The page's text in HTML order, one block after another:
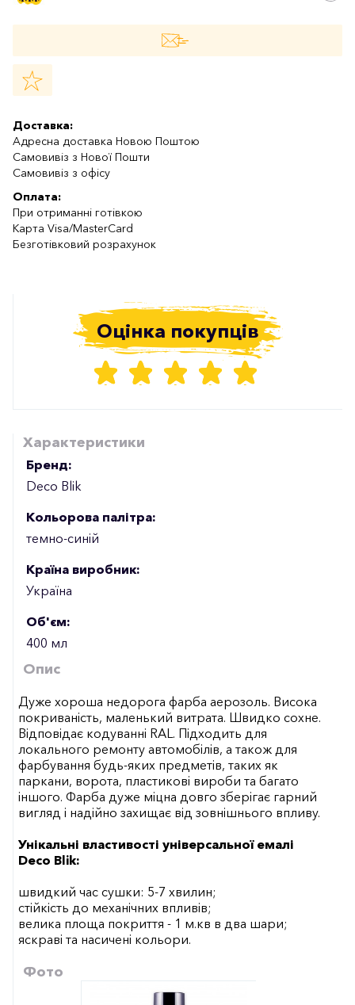
Доставка:
Адресна доставка Новою Поштою
Самовивіз з Нової Пошти
Самовивіз з офісу
Оплата:
При отриманні готівкою
Карта Visa/MasterCard
Безготівковий розрахунок
Оцінка покупців
Характеристики
Бренд:
Deco Blik
Кольорова палітра:
темно-синій
Країна виробник:
Україна
Об'єм:
400 мл
Опис
Дуже хороша недорога фарба аерозоль. Висока
покриваність, маленький витрата. Швидко сохне.
Відповідає кодуванні RAL. Підходить для
локального ремонту автомобілів, а також для
фарбування будь-яких предметів, таких як
паркани, ворота, пластикові вироби та багато
іншого. Фарба дуже міцна довго зберігає гарний
вигляд і надійно захищає від зовнішнього впливу.
Унікальні властивості універсальної емалі
Deco Blik:
швидкий час сушки: 5-7 хвилин;
стійкість до механічних впливів;
велика площа покриття - 1 м.кв в два шари;
яскраві та насичені кольори.
Фото